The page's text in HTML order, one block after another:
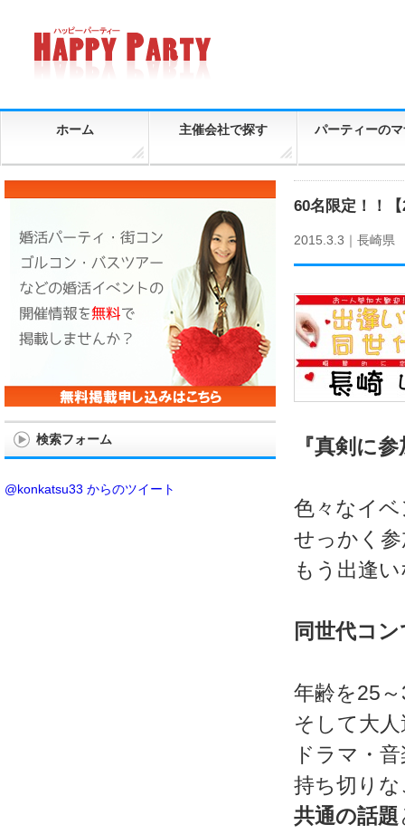
ホーム 主催会社で探す パーティーの
60名限定！！
2015.3.3｜ 長崎県
『真剣に
色々なイ
せっかく
もう出逢
同世代コ
年齢を25
そして大
ドラマ・
持ち切り
共通の話題
検索フォーム
@konkatsu33 からのツイート